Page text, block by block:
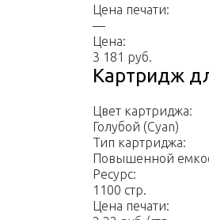
Цена печати:
—
Цена:
3 181 руб.
Картридж
Цвет картриджа:
Голубой (Cyan)
Тип картриджа:
Повышенной
Ресурс:
1100 стр.
Цена печати: